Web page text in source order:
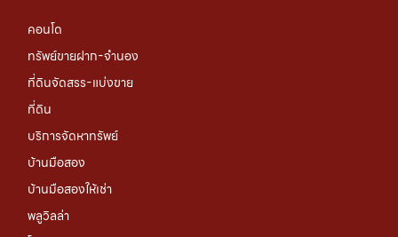
คอนโด
ทรัพย์ขายฝาก-จำนอง
ที่ดินจัดสรร-แบ่งขาย
ที่ดิน
บริการจัดหาทรัพย์
บ้านมือสอง
บ้านมือสองให้เช่า
พลูวิลล่า